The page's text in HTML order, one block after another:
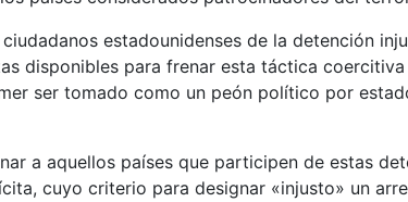
estadounidenses de la detención
disponibles para frenar esta táctica
ser tomado como un peón político por
a aquellos países que participen de estas
cuyo criterio para designar «injusto» un